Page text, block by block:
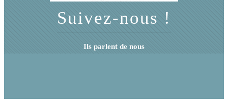
Suivez-nous !
Ils parlent de nous